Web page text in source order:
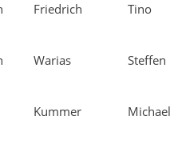
Friedrich Tino
Warias Steffen
Kummer Michael